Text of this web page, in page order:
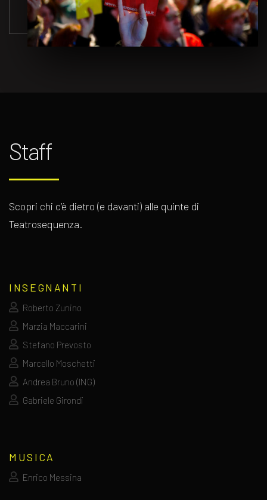
Staff
Scopri chi c’è dietro (e davanti) alle quinte di
Teatrosequenza.
INSEGNANTI
Roberto Zunino
Marzia Maccarini
Stefano Prevosto
Marcello Moschetti
Andrea Bruno (ING)
Gabriele Girondi
MUSICA
Enrico Messina